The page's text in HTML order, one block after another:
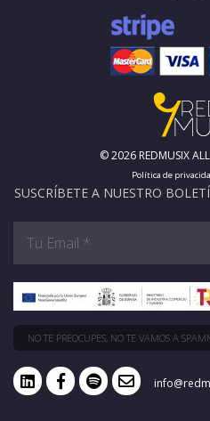
© 2026 REDMUSIX ALL
Política de
SUSCRÍBETE A NUESTRO
NO TE PREOCUPES, NO TE VAMOS A